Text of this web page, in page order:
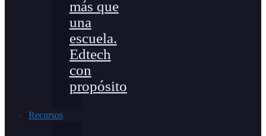
más que
una
escuela.
Edtech
con
propósito
Recursos